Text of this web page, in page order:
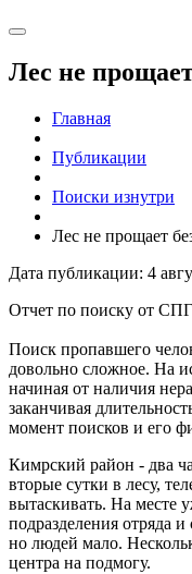
Лес не
Главная
Публикации
Поиски изнутри
Лес не прощает
Дата публикации: 4
Отчет по поиску от
Поиск пропавшего
довольно сложное. На
начиная от наличия
заканчивая
момент поисков и его
Кимрский район - два
вторые сутки в лесу,
вытаскивать. На месте
подразделения отряда
но людей мало.
центра на подмогу.